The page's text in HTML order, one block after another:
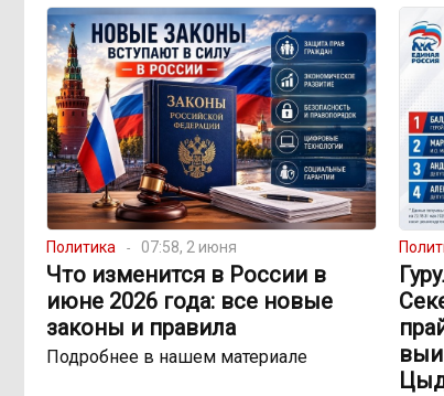
Политика 07:58, 2 июня
Что изменится в России в
июне 2026 года: все новые
законы и правила
Подробнее в нашем материале